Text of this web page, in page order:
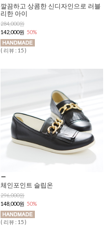
깔끔하고 상콤한 신디자인으로 러블
리한 아이
284,000원
142,000원 50%
( 리뷰 : 15 )
체인포인트 슬립온
296,000원
148,000원 50%
( 리뷰 : 15 )